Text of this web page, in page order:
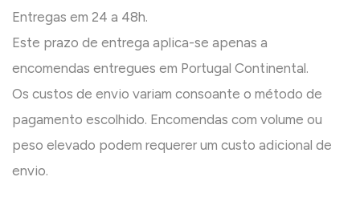
Entregas em 24 a 48h.
Este prazo de entrega aplica-se apenas a
encomendas entregues em Portugal Continental.
Os custos de envio variam consoante o método de
pagamento escolhido. Encomendas com volume ou
peso elevado podem requerer um custo adicional de
envio.